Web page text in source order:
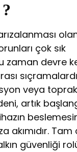
olan
çok sık
zaman devre
veya
artık
akımıdır.
güvenliği